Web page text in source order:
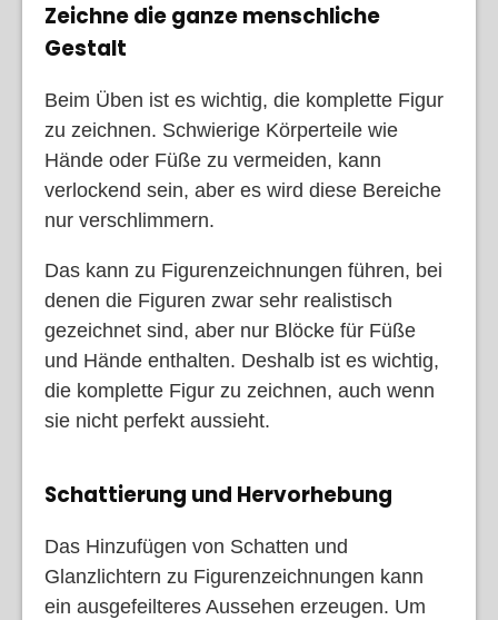
Zeichne die ganze menschliche
Gestalt
Beim Üben ist es wichtig, die komplette Figur
zu zeichnen. Schwierige Körperteile wie
Hände oder Füße zu vermeiden, kann
verlockend sein, aber es wird diese Bereiche
nur verschlimmern.
Das kann zu Figurenzeichnungen führen, bei
denen die Figuren zwar sehr realistisch
gezeichnet sind, aber nur Blöcke für Füße
und Hände enthalten. Deshalb ist es wichtig,
die komplette Figur zu zeichnen, auch wenn
sie nicht perfekt aussieht.
Schattierung und Hervorhebung
Das Hinzufügen von Schatten und
Glanzlichtern zu Figurenzeichnungen kann
ein ausgefeilteres Aussehen erzeugen. Um